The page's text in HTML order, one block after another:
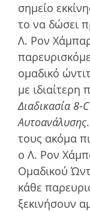
σηµείο
το να δώσει
Λ. Ρον
οµαδικό
µε
Διαδικασία 8-C
Αυτοανάλυσης
τους ακόµα
ο Λ. Ρον
Οµαδικού
κάθε
ξεκινήσουν